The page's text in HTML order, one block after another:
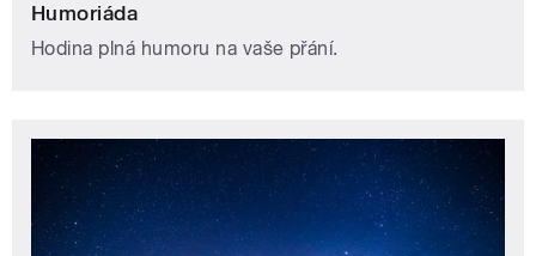
Humoriáda
Hodina plná humoru na vaše přání.